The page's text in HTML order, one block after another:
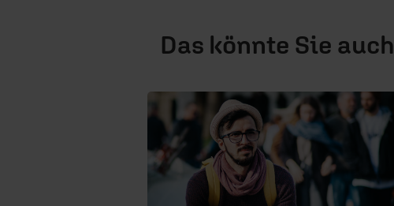
Das könnte Sie auch